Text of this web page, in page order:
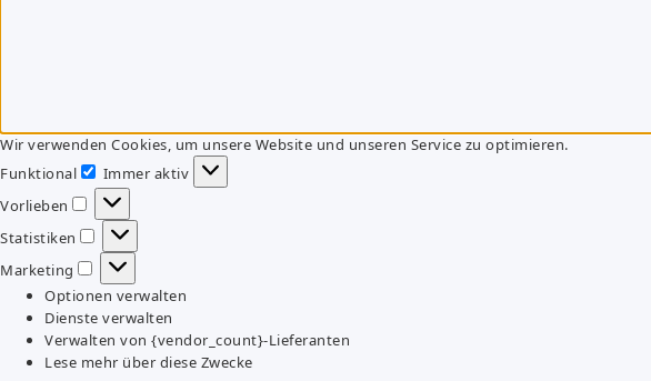
Wir verwenden Cookies, um unsere Website und unseren Service zu optimieren.
Funktional
Funktional
Immer aktiv
Vorlieben
Vorlieben
Statistiken
Statistiken
Marketing
Marketing
Optionen verwalten
Dienste verwalten
Verwalten von {vendor_count}-Lieferanten
Lese mehr über diese Zwecke